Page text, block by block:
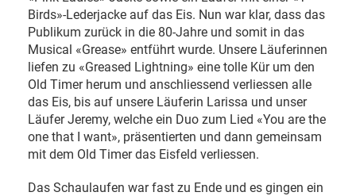
Birds»-Lederjacke auf das Eis. Nun war klar, dass das
Publikum zurück in die 80-Jahre und somit in das
Musical «Grease» entführt wurde. Unsere Läuferinnen
liefen zu «Greased Lightning» eine tolle Kür um den
Old Timer herum und anschliessend verliessen alle
das Eis, bis auf unsere Läuferin Larissa und unser
Läufer Jeremy, welche ein Duo zum Lied «You are the
one that I want», präsentierten und dann gemeinsam
mit dem Old Timer das Eisfeld verliessen.
Das Schaulaufen war fast zu Ende und es gingen ein